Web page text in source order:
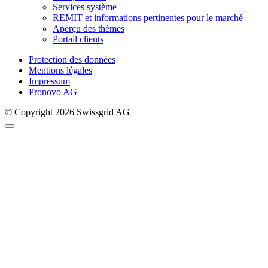
Services système
REMIT et informations pertinentes pour le marché
Aperçu des thèmes
Portail clients
Protection des données
Mentions légales
Impressum
Pronovo AG
© Copyright 2026 Swissgrid AG